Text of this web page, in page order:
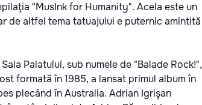
"MusInk for Humanity". Acela este un
de altfel tema tatuajului e puternic amintită
Palatului, sub numele de "Balade Rock!",
formată în 1985, a lansat primul album în
plecând în Australia. Adrian Igrişan